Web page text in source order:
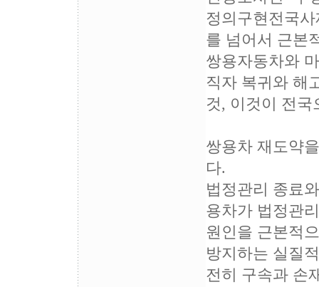
정의구현전국
를 넘어서 근본
쌍용자동차와
직자 복귀와 해
것, 이것이 전
쌍용차 재도약
다.
법정관리 종료
용차가 법정관
원인을 근본적
방지하는 실질
전히 구속과 손